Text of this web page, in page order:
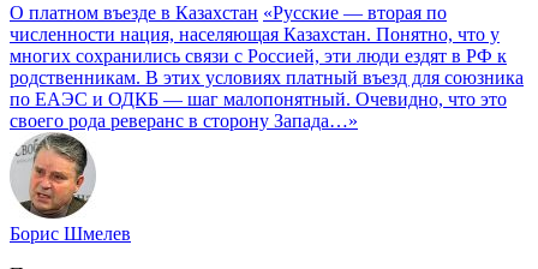
О платном въезде в Казахстан «Русские — вторая по
численности нация, населяющая Казахстан. Понятно, что у
многих сохранились связи с Россией, эти люди ездят в РФ к
родственникам. В этих условиях платный въезд для союзника
по ЕАЭС и ОДКБ — шаг малопонятный. Очевидно, что это
своего рода реверанс в сторону Запада…»
Борис Шмелев